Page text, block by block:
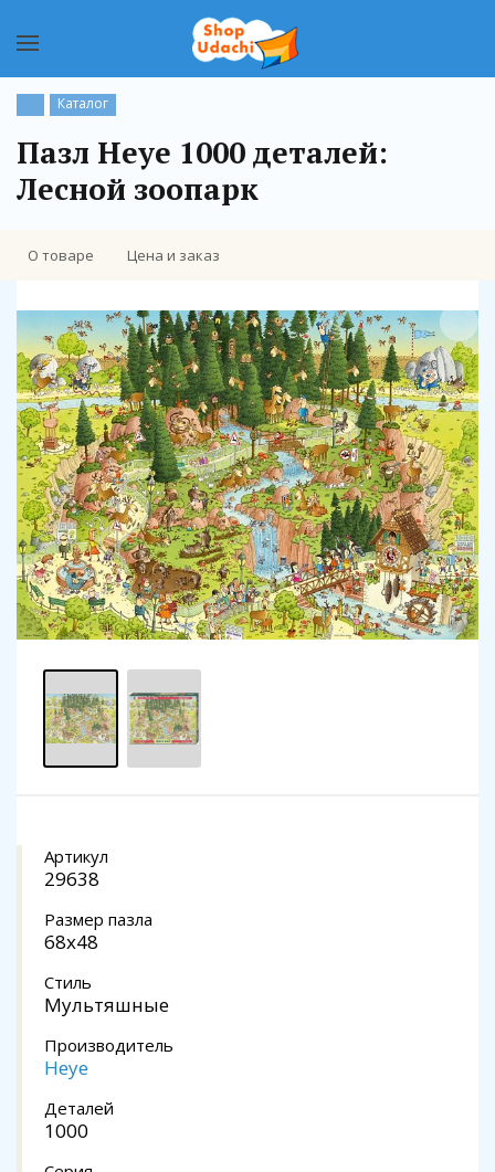
Каталог
Пазл Heye 1000 деталей:
Лесной зоопарк
О товаре Цена и заказ
Артикул
29638
Размер пазла
68x48
Стиль
Мультяшные
Производитель
Heye
Деталей
1000